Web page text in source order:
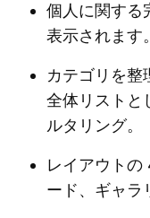
個人に関する
表示されます。
カテゴリを整
全体リストと
ルタリング。
レイアウトの
ード、ギャラ